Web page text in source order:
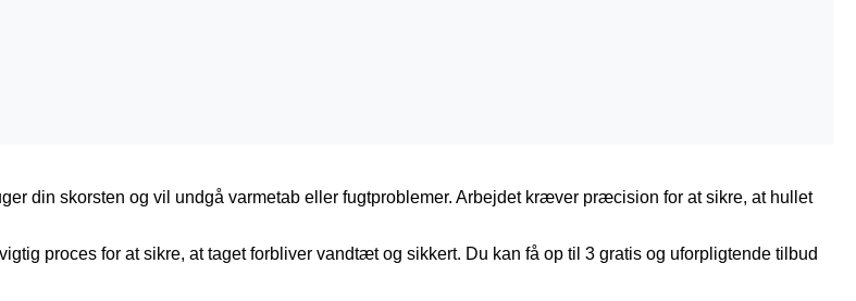
din skorsten og vil undgå varmetab eller fugtproblemer. Arbejdet kræver præcision for at sikre, at hullet
proces for at sikre, at taget forbliver vandtæt og sikkert. Du kan få op til 3 gratis og uforpligtende tilbud